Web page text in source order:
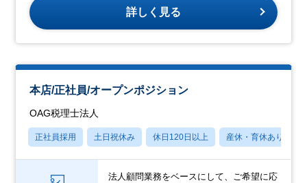
詳しく見る
本店/正社員/オープンポジション
OAG税理士法人
正社員採用 土日祝休み 休日120日以上 産休・育休あり
法人顧問業務をベースにして、ご希望に応